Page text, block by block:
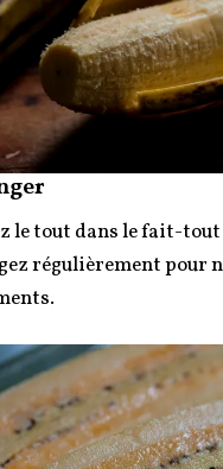
le tout dans le fait-tout
régulièrement pour